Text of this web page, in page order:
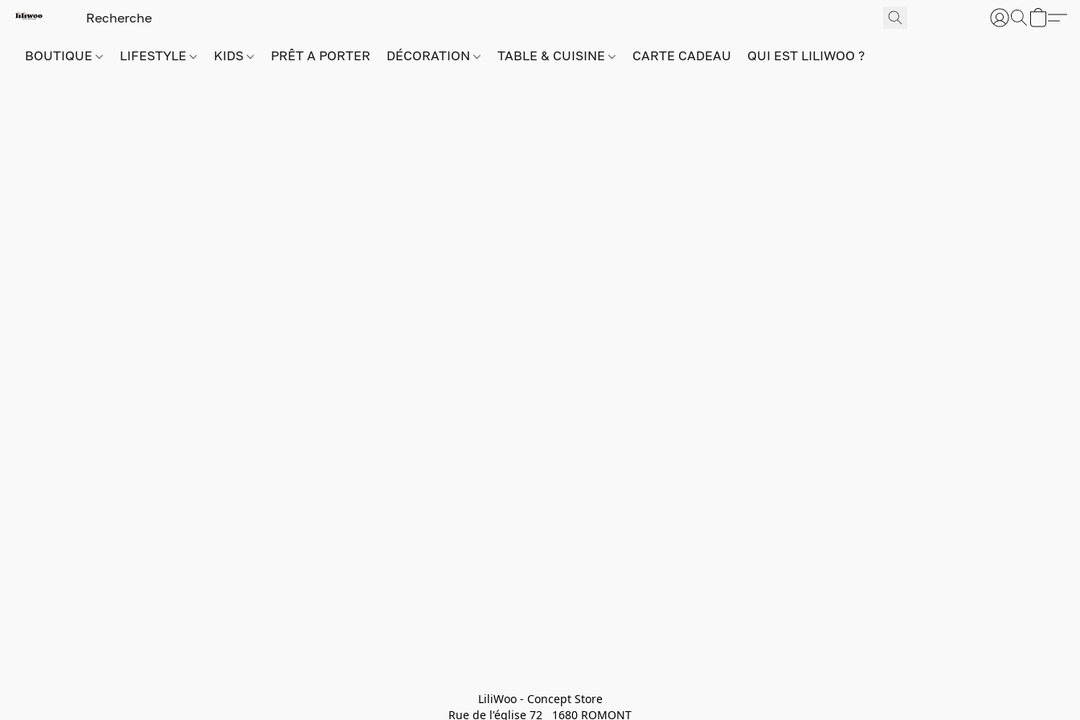
BOUTIQUE LIFESTYLE KIDS PRÊT A PORTER DÉCORATION TABLE & CUISINE CARTE CADEAU QUI EST LILIWOO ?
LiliWoo - Concept Store
Rue de l'église 72   1680 ROMONT